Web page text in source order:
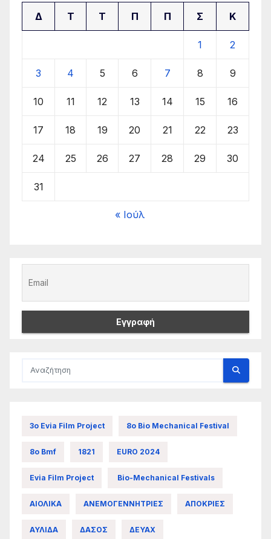
Δ Τ Τ Π Π Σ Κ
1 2
3 4 5 6 7 8 9
10 11 12 13 14 15 16
17 18 19 20 21 22 23
24 25 26 27 28 29 30
31
« Ιούλ
3ο Evia Film Project 8ο Bio Mechanical Festival
8ο Bmf 1821 EURO 2024
Evia Film Project Bio-Mechanical Festivals
ΑΙΟΛΙΚΑ ΑΝΕΜΟΓΕΝΝΗΤΡΙΕΣ ΑΠΟΚΡΙΕΣ
ΑΥΛΙΔΑ ΔΑΣΟΣ ΔΕΥΑΧ